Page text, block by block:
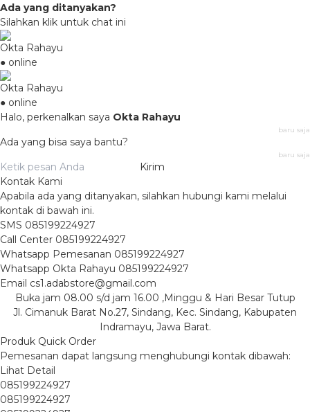
Ada yang ditanyakan?
Silahkan klik untuk chat ini
Okta Rahayu
● online
Okta Rahayu
● online
Halo, perkenalkan saya Okta Rahayu
baru saja
Ada yang bisa saya bantu?
baru saja
Kirim
Kontak Kami
Apabila ada yang ditanyakan, silahkan hubungi kami melalui
kontak di bawah ini.
SMS 085199224927
Call Center 085199224927
Whatsapp Pemesanan 085199224927
Whatsapp Okta Rahayu 085199224927
Email cs1.adabstore@gmail.com
Buka jam 08.00 s/d jam 16.00 ,Minggu & Hari Besar Tutup
Jl. Cimanuk Barat No.27, Sindang, Kec. Sindang, Kabupaten
Indramayu, Jawa Barat.
Produk Quick Order
Pemesanan dapat langsung menghubungi kontak dibawah:
Lihat Detail
085199224927
085199224927